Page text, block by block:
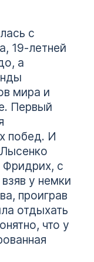
с
19-летней
а
мира и
Первый
побед. И
Фридрих, с
у немки
проиграв
отдыхать
что у